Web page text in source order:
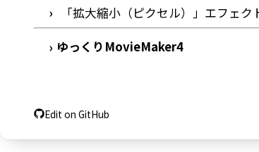
「拡大縮小（ピクセル）」エフェ
› ゆっくりMovieMaker4
Edit on GitHub